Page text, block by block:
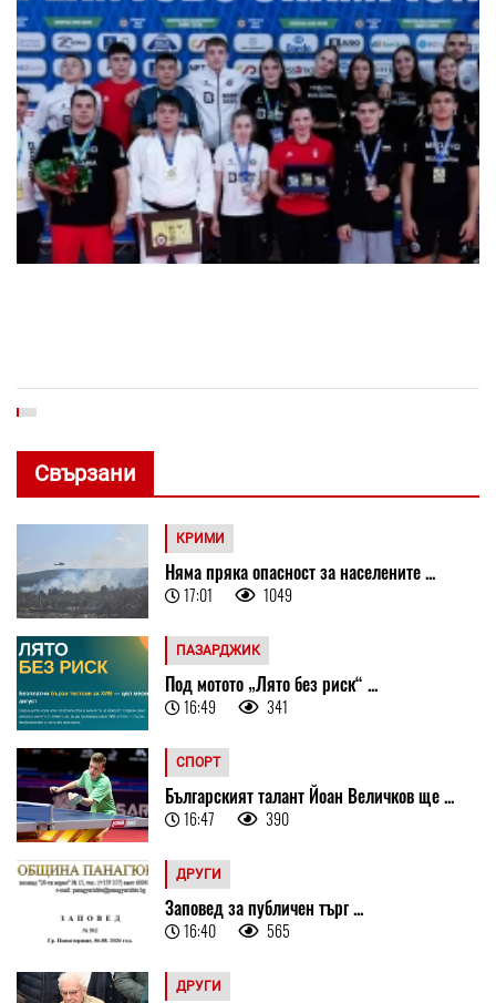
Свързани
КРИМИ
Няма пряка опасност за населените ...
17:01 1049
ПАЗАРДЖИК
Под мотото „Лято без риск“ ...
16:49 341
СПОРТ
Българският талант Йоан Величков ще ...
16:47 390
ДРУГИ
Заповед за публичен търг ...
16:40 565
ДРУГИ